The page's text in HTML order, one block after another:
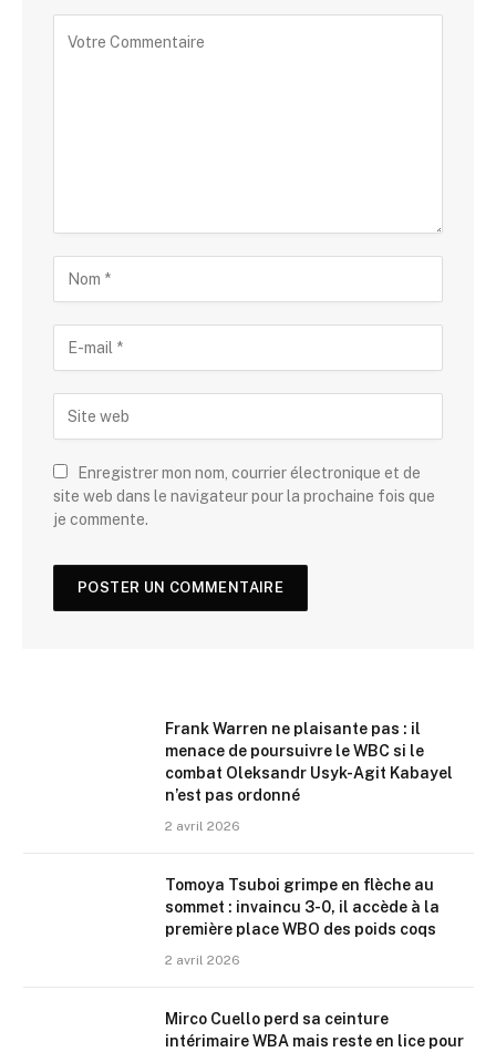
Enregistrer mon nom, courrier électronique et de
site web dans le navigateur pour la prochaine fois que
je commente.
Frank Warren ne plaisante pas : il
menace de poursuivre le WBC si le
combat Oleksandr Usyk-Agit Kabayel
n’est pas ordonné
2 avril 2026
Tomoya Tsuboi grimpe en flèche au
sommet : invaincu 3-0, il accède à la
première place WBO des poids coqs
2 avril 2026
Mirco Cuello perd sa ceinture
intérimaire WBA mais reste en lice pour